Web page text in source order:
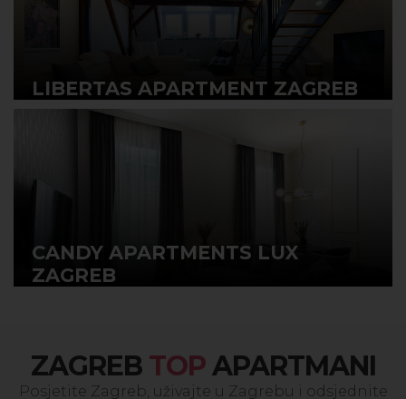
LIBERTAS APARTMENT ZAGREB
CANDY APARTMENTS LUX
ZAGREB
ZAGREB TOPAPARTMANI
Posjetite Zagreb, uživajte u Zagrebu i odsjednite